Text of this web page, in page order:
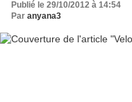
Publié le 29/10/2012 à 14:54
Par anyana3